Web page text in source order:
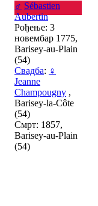
♂ Sébastien
Aubertin
Рођење: 3
новембар 1775,
Barisey-au-Plain
(54)
Свадба: ♀
Jeanne
Champougny ,
Barisey-la-Côte
(54)
Смрт: 1857,
Barisey-au-Plain
(54)